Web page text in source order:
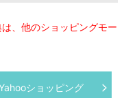
、他のショッピングモー
ショッピング